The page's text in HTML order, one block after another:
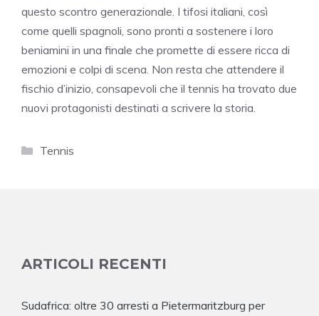
questo scontro generazionale. I tifosi italiani, così
come quelli spagnoli, sono pronti a sostenere i loro
beniamini in una finale che promette di essere ricca di
emozioni e colpi di scena. Non resta che attendere il
fischio d’inizio, consapevoli che il tennis ha trovato due
nuovi protagonisti destinati a scrivere la storia.
Categorie
Tennis
ARTICOLI RECENTI
Sudafrica: oltre 30 arresti a Pietermaritzburg per